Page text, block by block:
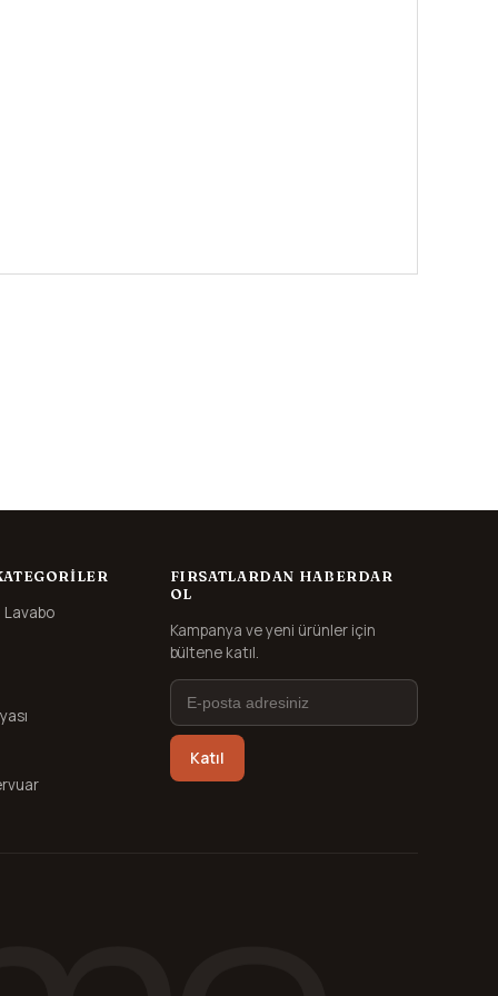
FIRSATLARDAN HABERDAR
OL
Kampanya ve yeni ürünler için
bültene katıl.
Katıl